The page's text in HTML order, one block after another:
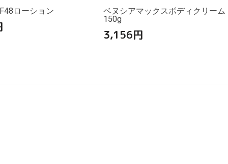
ローション
ベヌシアマックスボディクリーム
150g
3,156円